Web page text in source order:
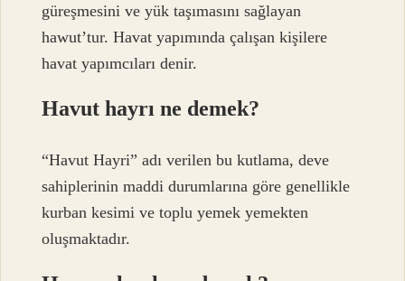
güreşmesini ve yük taşımasını sağlayan
hawut’tur. Havat yapımında çalışan kişilere
havat yapımcıları denir.
Havut hayrı ne demek?
“Havut Hayri” adı verilen bu kutlama, deve
sahiplerinin maddi durumlarına göre genellikle
kurban kesimi ve toplu yemek yemekten
oluşmaktadır.